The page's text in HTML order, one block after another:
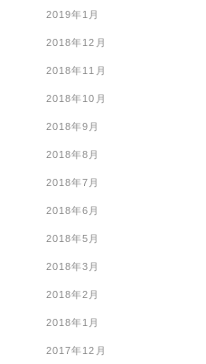
2019年1月
2018年12月
2018年11月
2018年10月
2018年9月
2018年8月
2018年7月
2018年6月
2018年5月
2018年3月
2018年2月
2018年1月
2017年12月